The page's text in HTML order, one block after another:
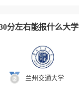
分左右能报什么大学
兰州交通大学